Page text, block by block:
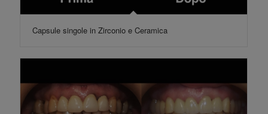
Capsule singole in Zirconio e Ceramica